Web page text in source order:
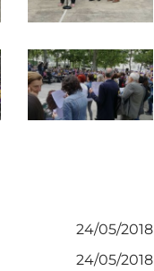
24/05/2018
24/05/2018